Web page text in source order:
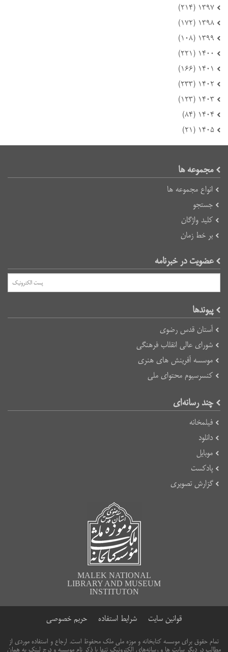
۱۳۹۷ (۲۱۴)
۱۳۹۸ (۱۷۲)
۱۳۹۹ (۱۰۸)
۱۴۰۰ (۲۲۱)
۱۴۰۱ (۱۶۶)
۱۴۰۲ (۲۳۳)
۱۴۰۳ (۱۲۳)
۱۴۰۴ (۸۴)
۱۴۰۵ (۲۱)
مجموعه ها
انواع مجموعه ها
جستجو
کلید واژگان
بر خط زمان
عضویت در خبرنامه
پیوند‌ها
آستان قدس رضوی
شورای عالی انقلاب فرهنگی
موسسه آفرینش های هنری
کنسرسیوم محتوای ملی
چند رسانه‌ای
فیلمخانه
دانلود
موبایل
پادکست
گزارش تصویری
MALEK NATIONAL
LIBRARY AND MUSEUM
INSTITUTON
قوانین سایت شرایط استفاده حریم خصوصی
تمام حقوق برای موسسه کتابخانه و موزه ملی ملک محفوظ است. ارجاع و استفاده موردی از
مطالب در دیگر سایت ها و رسانه‌های الکترونیک تنها با ذکر نام موسسه و درج لینک به همان